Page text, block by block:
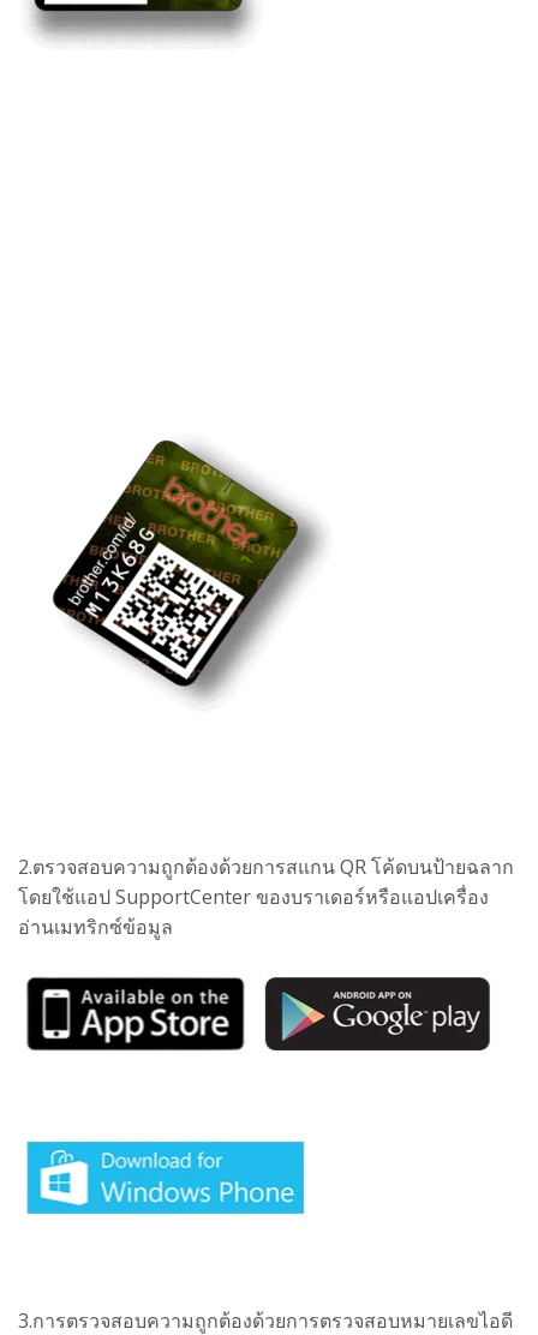
2.ตรวจสอบความถูกต้องด้วยการสแกน QR โค้ดบนป้ายฉลาก
โดยใช้แอป SupportCenter ของบราเดอร์หรือแอปเครื่อง
อ่านเมทริกซ์ข้อมูล
3.การตรวจสอบความถูกต้องด้วยการตรวจสอบหมายเลขไอดี